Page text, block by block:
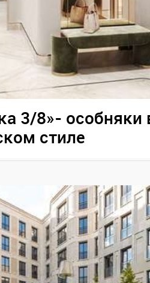
3/8»- особняки
стиле